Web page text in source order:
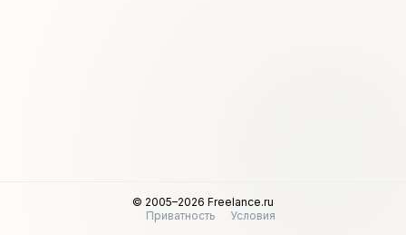
© 2005–2026 Freelance.ru
Приватность
Условия